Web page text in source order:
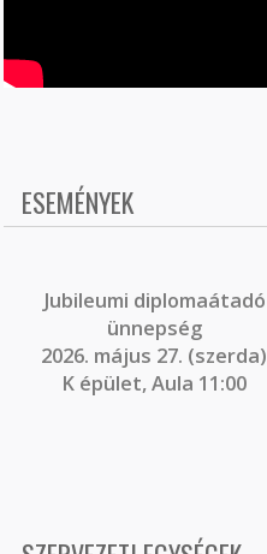
ESEMÉNYEK
Jubileumi diplomaátadó
ünnepség
2026. május 27. (szerda)
K épület, Aula 11:00